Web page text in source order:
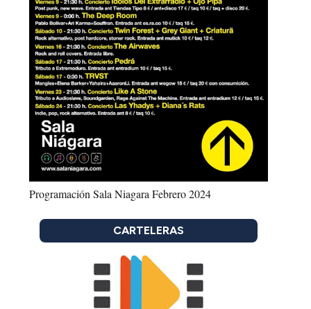
Programación Sala Niagara Febrero 2024
CARTELERAS